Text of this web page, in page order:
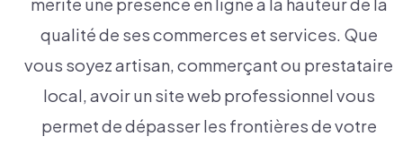
mérite une présence en ligne à la hauteur de la
qualité de ses commerces et services. Que
vous soyez artisan, commerçant ou prestataire
local, avoir un site web professionnel vous
permet de dépasser les frontières de votre